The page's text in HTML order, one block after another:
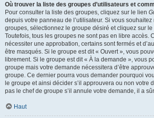
Où trouver la liste des groupes d’utilisateurs et
Pour consulter la liste des groupes, cliquez sur le lien
depuis votre panneau de l’utilisateur. Si vous
groupes, sélectionnez le groupe désiré et cliquez sur
Toutefois, tous les groupes ne sont pas en libre accès.
nécessiter une approbation, certains sont fermés et
être masqués. Si le groupe est dit « Ouvert », vous
librement. Si le groupe est dit « À la demande », vous
groupe mais votre demande nécessitera d’être
groupe. Ce dernier pourra vous demander pourquoi
le groupe et ainsi décider s’il approuvera ou non votre
pas le chef de groupe s’il annule votre demande, il a
Haut